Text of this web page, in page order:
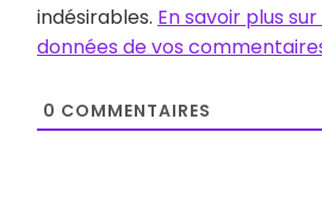
indésirables. En savoir plus
données de vos
0 COMMENTAIRES